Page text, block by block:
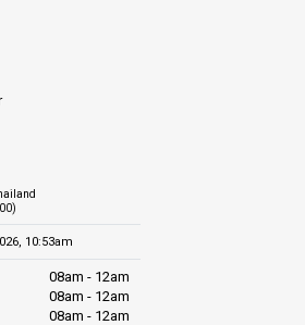
10:53am
08am - 12am
08am - 12am
08am - 12am